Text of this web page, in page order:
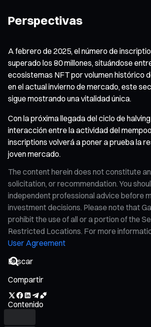
Perspectivas
A febrero de 2025, el número de
superado los 80 millones, situándose
ecosistemas NFT por volumen histórico
en el actual invierno de mercado, este
sigue mostrando una vitalidad única.
Con la próxima llegada del ciclo de
interacción entre la actividad del
inscriptions volverá a poner a prueba la
joven mercado.
The content herein does not constitute
solicitation, or recommendation. You
independent professional advice before
investment decisions. Please note that
prohibit the use of all or a portion of the
Restricted Locations. For more
User Agreement
Compartir
Contenido